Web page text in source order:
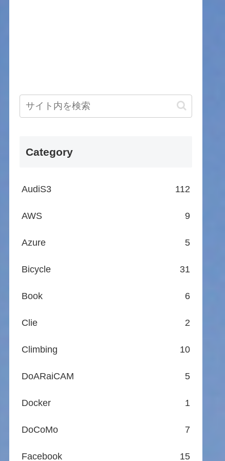
Category
AudiS3 112
AWS 9
Azure 5
Bicycle 31
Book 6
Clie 2
Climbing 10
DoARaiCAM 5
Docker 1
DoCoMo 7
Facebook 15